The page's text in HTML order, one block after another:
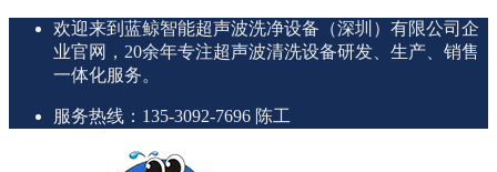
欢迎来到蓝鲸智能超声波洗净设备（深圳）有限公司企
业官网，20余年专注超声波清洗设备研发、生产、销售
一体化服务。
服务热线：135-3092-7696 陈工